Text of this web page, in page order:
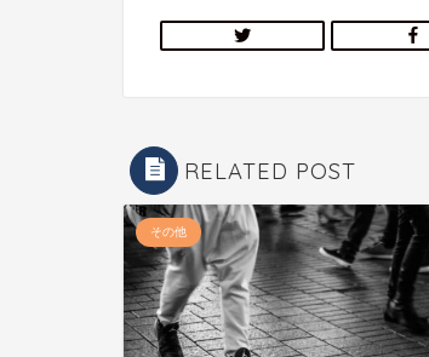
RELATED POST
その他